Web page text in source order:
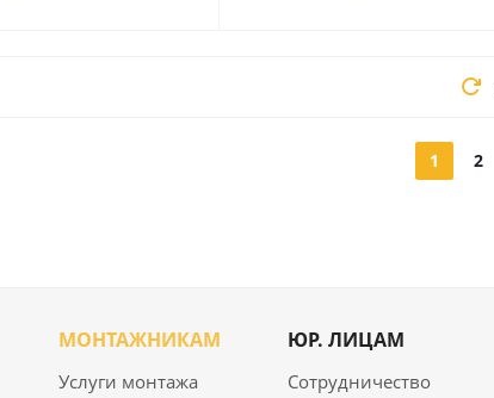
1 2
МОНТАЖНИКАМ
Услуги монтажа
ЮР. ЛИЦАМ
Сотрудничество